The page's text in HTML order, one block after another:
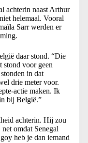
achterin naast Arthur
helemaal. Vooral
Sarr werden er
daar stond. “Die
stond voor geen
in dat
drie meter voor.
actie maken. Ik
bij België.”
achterin. Hij zou
omdat Senegal
heb je dan iemand